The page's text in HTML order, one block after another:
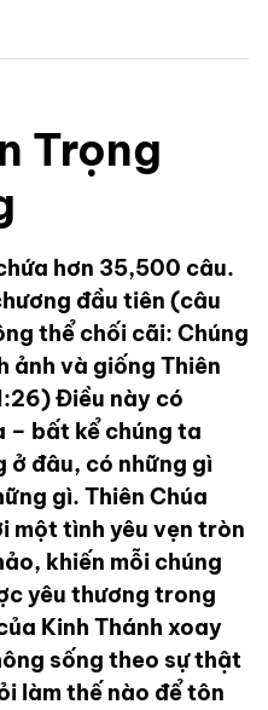
Trọng
hơn 35,500 câu.
đầu tiên (câu
thể chối cãi: Chúng
ảnh và giống Thiên
Điều này có
– bất kể chúng ta
ở đâu, có những gì
gì. Thiên Chúa
một tình yêu vẹn tròn
khiến mỗi chúng
yêu thương trong
Kinh Thánh xoay
sống theo sự thật
làm thế nào để tôn